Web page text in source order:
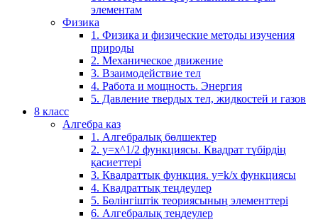
элементам
Физика
1. Физика и физические методы изучения
природы
2. Механическое движение
3. Взаимодействие тел
4. Работа и мощность. Энергия
5. Давление твердых тел, жидкостей и газов
8 класс
Алгебра каз
1. Алгебралық бөлшектер
2. у=х^1/2 функциясы. Квадрат түбірдің
қасиеттері
3. Квадраттық функция. у=k/x функциясы
4. Квадраттық теңдеулер
5. Бөлінгіштік теориясының элементтері
6. Алгебралық теңдеулер